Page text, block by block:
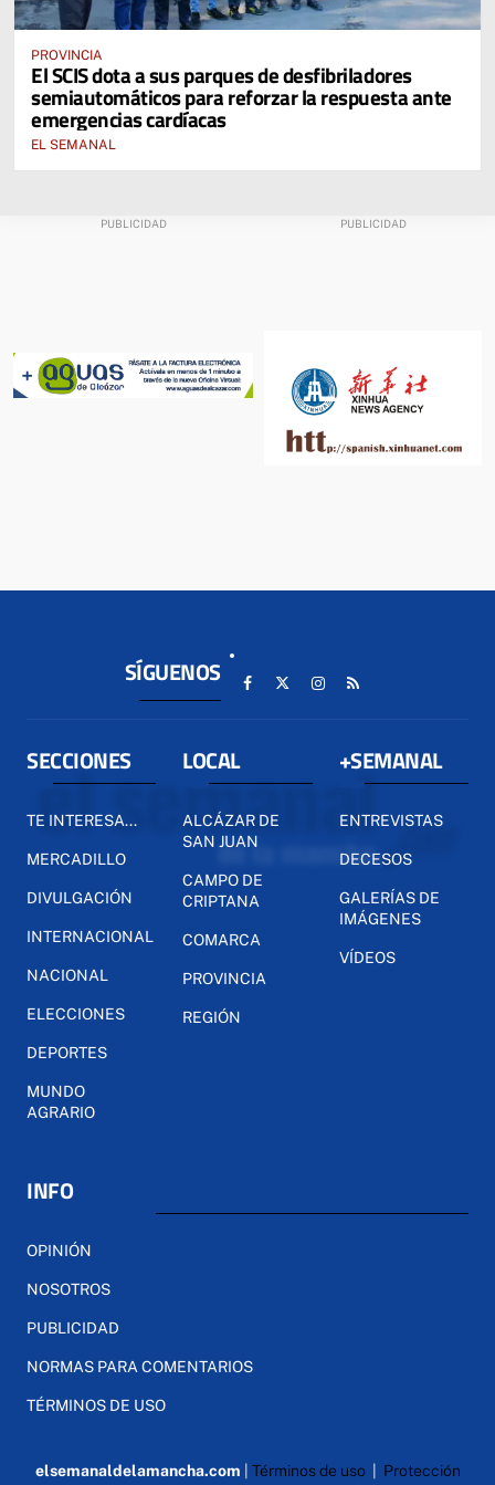
PROVINCIA
El SCIS dota a sus parques de desfibriladores
semiautomáticos para reforzar la respuesta ante
emergencias cardíacas
EL SEMANAL
SÍGUENOS
SECCIONES
TE INTERESA...
MERCADILLO
DIVULGACIÓN
INTERNACIONAL
NACIONAL
ELECCIONES
DEPORTES
MUNDO
AGRARIO
LOCAL
ALCÁZAR DE
SAN JUAN
CAMPO DE
CRIPTANA
COMARCA
PROVINCIA
REGIÓN
+SEMANAL
ENTREVISTAS
DECESOS
GALERÍAS DE
IMÁGENES
VÍDEOS
INFO
OPINIÓN
NOSOTROS
PUBLICIDAD
NORMAS PARA COMENTARIOS
TÉRMINOS DE USO
elsemanaldelamancha.com Términos de uso| Protección